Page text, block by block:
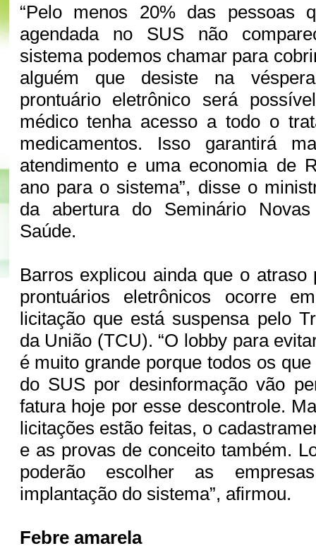
“Pelo menos 20% das pessoas
agendada no SUS não
sistema podemos chamar para
alguém que desiste na
prontuário eletrônico será
médico tenha acesso a todo o
medicamentos. Isso garantirá
atendimento e uma economia de
ano para o sistema”, disse o
da abertura do Seminário
Saúde.
Barros explicou ainda que o atraso
prontuários eletrônicos ocorre
licitação que está suspensa pelo
da União (TCU). “O lobby para
é muito grande porque todos os
do SUS por desinformação vão
fatura hoje por esse descontrole.
licitações estão feitas, o
e as provas de conceito também.
poderão escolher as
implantação do sistema”, afirmou.
Febre amarela